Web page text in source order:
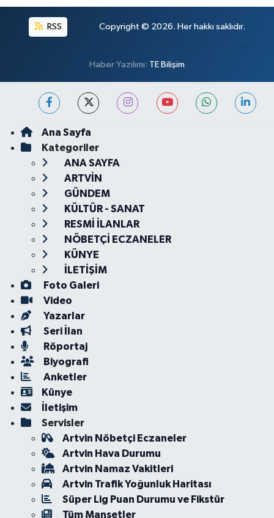
RSS Copyright © 2026. Her hakkı saklıdır.
Haber Yazılımı: TE Bilişim
Ana Sayfa
Kategoriler
ANA SAYFA
ARTVİN
GÜNDEM
KÜLTÜR - SANAT
RESMİ İLANLAR
NÖBETÇİ ECZANELER
KÜNYE
İLETİŞİM
Foto Galeri
Video
Yazarlar
Seri İlan
Röportaj
Biyografi
Anketler
Künye
İletişim
Servisler
Artvin Nöbetçi Eczaneler
Artvin Hava Durumu
Artvin Namaz Vakitleri
Artvin Trafik Yoğunluk Haritası
Süper Lig Puan Durumu ve Fikstür
Tüm Manşetler